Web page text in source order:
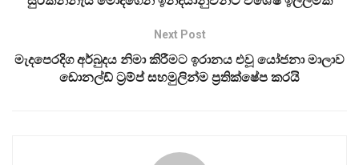
Next Post
මැදපෙරදිග අර්බුදය නිමා කිරීමට ඉරානය එවූ යෝජනා මාලාව
ඩොනල්ඩ් ට්‍රම්ප් සහමුලින්ම ප්‍රතික්ෂේප කරයි